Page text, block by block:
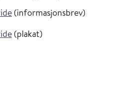
(informasjonsbrev)
(plakat)